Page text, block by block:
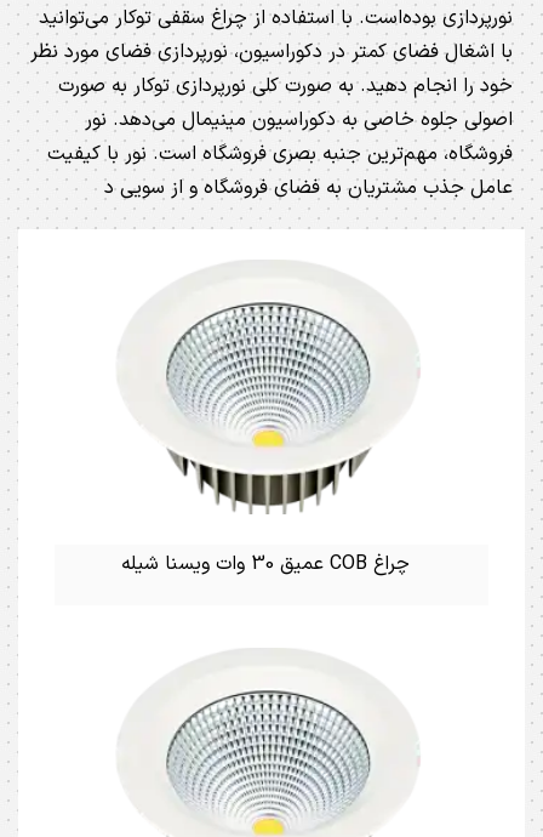
نورپردازی بوده‌است. با استفاده از چراغ سقفی توکار می‌توانید
با اشغال فضای کمتر در دکوراسیون، نورپردازی فضای مورد نظر
خود را انجام دهید. به صورت کلی نورپردازی توکار به صورت
اصولی جلوه خاصی به دکوراسیون مینیمال می‌دهد. نور
فروشگاه، مهم‌ترین جنبه بصری فروشگاه است. نور با کیفیت
عامل جذب مشتریان به فضای فروشگاه و از سویی د
چراغ COB عمیق 30 وات ویسنا شیله